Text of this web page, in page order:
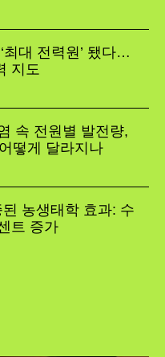
최대 전력원’ 됐다…
지도
속 전원별 발전량,
떻게 달라지나
농생태학 효과: 수
트 증가